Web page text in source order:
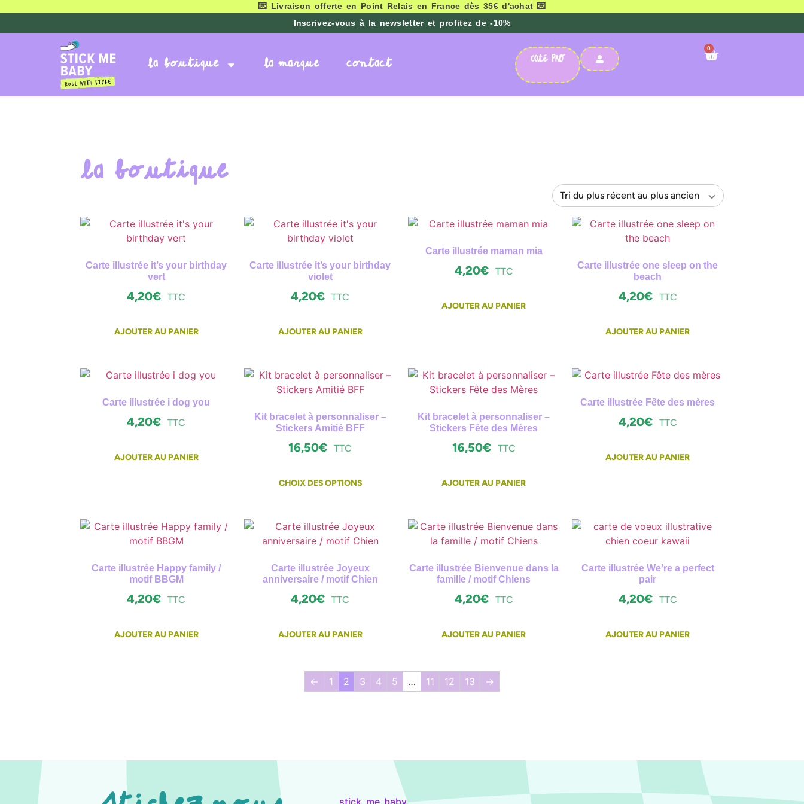
💌 Livraison offerte en Point Relais en France dès 35€ d'achat 💌
Inscrivez-vous à la newsletter et profitez de -10%
la boutique la marque contact COTÉ PRO
0
La boutique
Carte illustrée it’s your birthday
vert
4,20€ TTC
AJOUTER AU PANIER
Carte illustrée it’s your birthday
violet
4,20€ TTC
AJOUTER AU PANIER
Carte illustrée maman mia
4,20€ TTC
AJOUTER AU PANIER
Carte illustrée one sleep on the
beach
4,20€ TTC
AJOUTER AU PANIER
Carte illustrée i dog you
4,20€ TTC
AJOUTER AU PANIER
Kit bracelet à personnaliser –
Stickers Amitié BFF
16,50€ TTC
CHOIX DES OPTIONS
Kit bracelet à personnaliser –
Stickers Fête des Mères
16,50€ TTC
AJOUTER AU PANIER
Carte illustrée Fête des mères
4,20€ TTC
AJOUTER AU PANIER
Carte illustrée Happy family /
motif BBGM
4,20€ TTC
AJOUTER AU PANIER
Carte illustrée Joyeux
anniversaire / motif Chien
4,20€ TTC
AJOUTER AU PANIER
Carte illustrée Bienvenue dans la
famille / motif Chiens
4,20€ TTC
AJOUTER AU PANIER
Carte illustrée We’re a perfect
pair
4,20€ TTC
AJOUTER AU PANIER
← 1 2 3 4 5 … 11 12 13 →
stick_me_baby